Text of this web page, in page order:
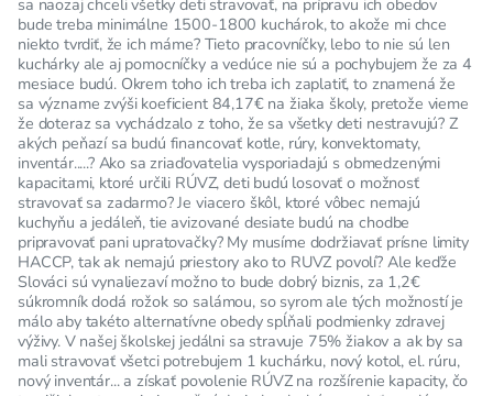
sa naozaj chceli všetky deti stravovať, na prípravu ich obedov
bude treba minimálne 1500-1800 kuchárok, to akože mi chce
niekto tvrdiť, že ich máme? Tieto pracovníčky, lebo to nie sú len
kuchárky ale aj pomocníčky a vedúce nie sú a pochybujem že za 4
mesiace budú. Okrem toho ich treba ich zaplatiť, to znamená že
sa význame zvýši koeficient 84,17€ na žiaka školy, pretože vieme
že doteraz sa vychádzalo z toho, že sa všetky deti nestravujú? Z
akých peňazí sa budú financovať kotle, rúry, konvektomaty,
inventár.....? Ako sa zriaďovatelia vysporiadajú s obmedzenými
kapacitami, ktoré určili RÚVZ, deti budú losovať o možnosť
stravovať sa zadarmo? Je viacero škôl, ktoré vôbec nemajú
kuchyňu a jedáleň, tie avizované desiate budú na chodbe
pripravovať pani upratovačky? My musíme dodržiavať prísne limity
HACCP, tak ak nemajú priestory ako to RUVZ povolí? Ale keďže
Slováci sú vynaliezaví možno to bude dobrý biznis, za 1,2€
súkromník dodá rožok so salámou, so syrom ale tých možností je
málo aby takéto alternatívne obedy spĺňali podmienky zdravej
výživy. V našej školskej jedálni sa stravuje 75% žiakov a ak by sa
mali stravovať všetci potrebujem 1 kuchárku, nový kotol, el. rúru,
nový inventár... a získať povolenie RÚVZ na rozšírenie kapacity, čo